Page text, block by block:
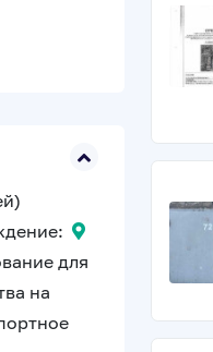
для
на